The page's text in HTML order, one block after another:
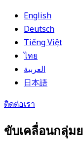
English
Deutsch
Tiếng Việt
ไทย
العربية
日本語
ติดต่อเรา
ขับเคลื่อนกลุ่ม